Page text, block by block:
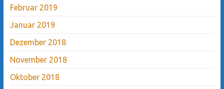
Februar 2019
Januar 2019
Dezember 2018
November 2018
Oktober 2018